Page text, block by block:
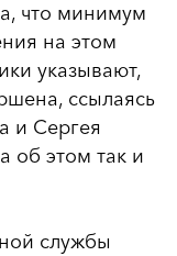
что минимум
на этом
указывают,
ссылаясь
и Сергея
об этом так и
службы